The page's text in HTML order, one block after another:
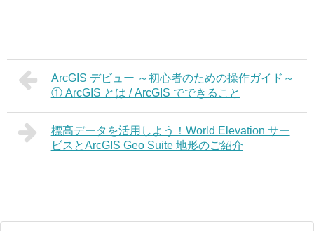
ArcGIS デビュー ～初心者のための操作ガイド～
① ArcGIS とは / ArcGIS でできること
標高データを活用しよう！World Elevation サー
ビスとArcGIS Geo Suite 地形のご紹介